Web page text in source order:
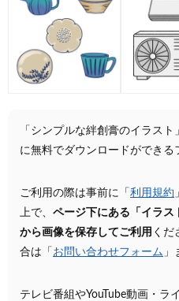
「シンプルな絆創膏のイラス
に無料でダウンロードができる
ご利用の際は事前に「 利用規約
上で、 ページ下にある「イラス
から画像を保存してご利用 くだ
合は「 お問い合わせフォーム 」
テレビ番組やYouTube動画・ラ